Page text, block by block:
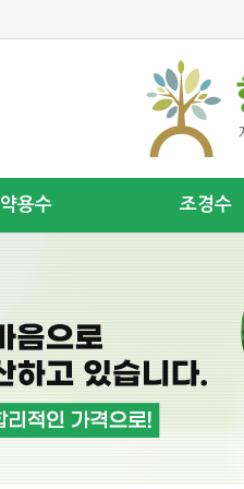
약용수 조경수